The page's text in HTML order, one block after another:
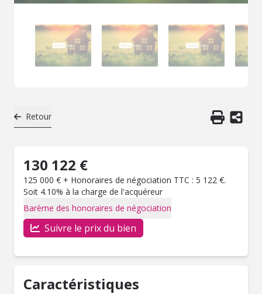
Retour
130 122 €
125 000 € + Honoraires de négociation TTC : 5 122 €.
Soit 4.10% à la charge de l'acquéreur
Barème des honoraires de négociation
Suivre le prix du bien
Caractéristiques